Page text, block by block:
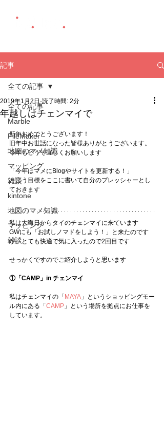
記事
全ての記事
Marble
FileMaker
地図のマメ知識
マッピング
雑談
kintone
地図のマメ知識
マッピング
雑談
全ての記事
年越しはチェンマイで
2019年1月2日 読了時間: 2分
新年おめでとうございます！
旧年中お世話になった皆様ありがとうございます。
今年もどうぞ宜しくお願いします
「今年はマメにBlogやサイトを更新する！」
と言う目標をここに書いて自分のプレッシャーとし
ておきます
私は大晦日からタイのチェンマイに来ています
GWにも「お試しノマドをしよう！」と来たのです
が、とても快適で気に入ったので2回目です
せっかくですのでご紹介しようと思います
①「CAMP」in チェンマイ
私はチェンマイの「 MAYA 」というショッピングモー
ル内にある「 CAMP 」という場所を拠点にお仕事を
しています。